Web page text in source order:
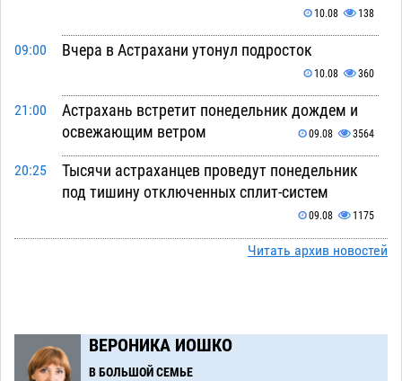
10.08 138
09:00 Вчера в Астрахани утонул подросток
10.08 360
21:00
Астрахань встретит понедельник дождем и
освежающим ветром
09.08 3564
20:25
Тысячи астраханцев проведут понедельник
под тишину отключенных сплит-систем
09.08 1175
Астраханская полиция разбирает детали
на встречку для лихача из вирусного видео
Читать архив новостей
ВЕРОНИКА ИОШКО
В БОЛЬШОЙ СЕМЬЕ